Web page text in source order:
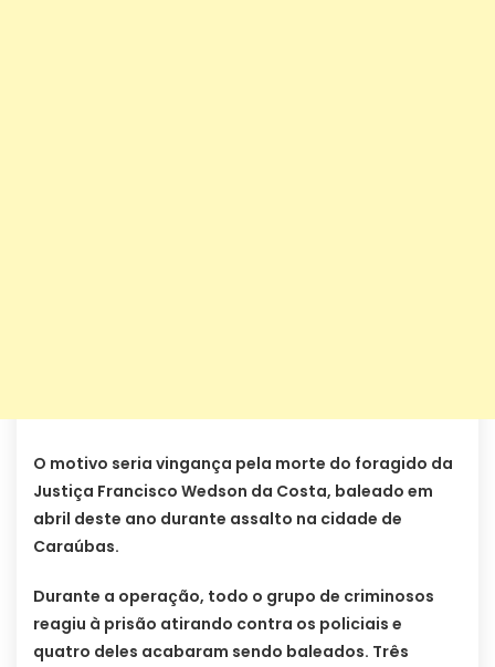
O motivo seria vingança pela morte do foragido da
Justiça Francisco Wedson da Costa, baleado em
abril deste ano durante assalto na cidade de
Caraúbas.
Durante a operação, todo o grupo de criminosos
reagiu à prisão atirando contra os policiais e
quatro deles acabaram sendo baleados. Três